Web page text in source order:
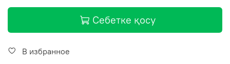
Себетке қосу
В избранное